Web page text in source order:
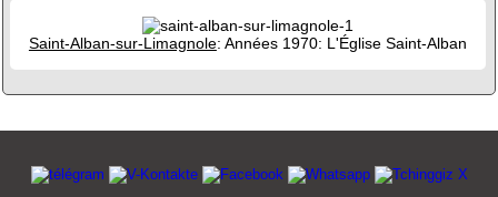
Saint-Alban-sur-Limagnole: Années 1970: L'Église Saint-Alban